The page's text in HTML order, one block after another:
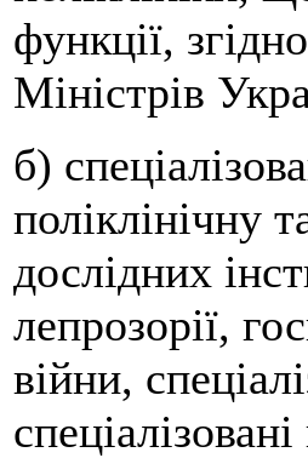
функції,
Міністрів
б)
поліклінічну
дослідних
лепрозорії,
війни,